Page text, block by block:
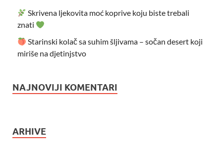
Skrivena ljekovita moć koprive koju biste trebali
znati
Starinski kolač sa suhim šljivama – sočan desert koji
miriše na djetinjstvo
NAJNOVIJI KOMENTARI
ARHIVE